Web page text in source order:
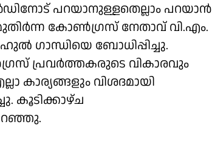
പറയാനുള്ളതെല്ലാം പറയാൻ
കോൺഗ്രസ് നേതാവ് വി.എം.
ഗാന്ധിയെ ബോധിപ്പിച്ചു.
പ്രവർത്തകരുടെ വികാരവും
കാര്യങ്ങളും വിശദമായി
കൂടിക്കാഴ്ച